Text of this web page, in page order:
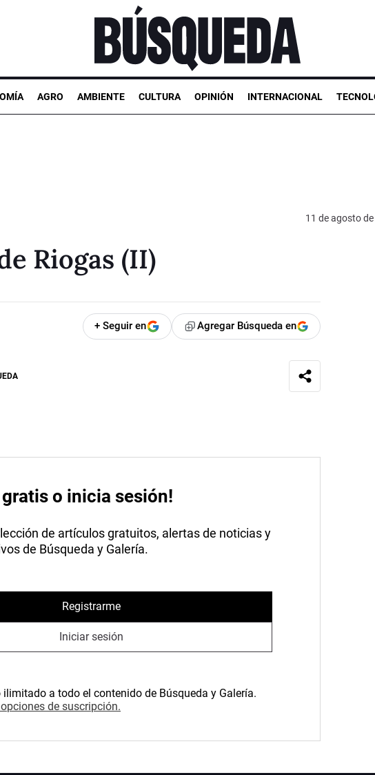
AGRO AMBIENTE CULTURA OPINIÓN INTERNACIONAL
11 de agosto
Riogas (II)
+ Seguir en Agregar Búsqueda en
gratis o inicia sesión!
de artículos gratuitos, alertas de noticias y
de Búsqueda y Galería.
Registrarme
Iniciar sesión
a todo el contenido de Búsqueda y Galería.
de suscripción.